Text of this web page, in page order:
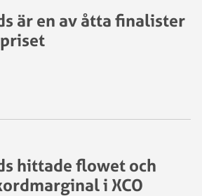
är en av åtta finalister
hittade flowet och
i XCO